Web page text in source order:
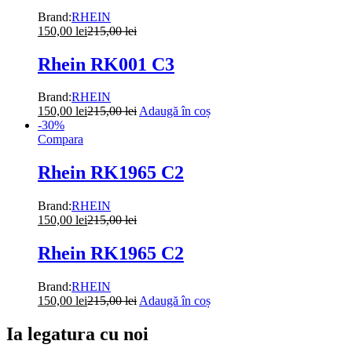
Brand:RHEIN
150,00 lei215,00lei
Rhein RK001 C3
Brand:RHEIN
150,00 lei215,00leiAdaugă în coș
-30%
Compara
Rhein RK1965 C2
Brand:RHEIN
150,00 lei215,00lei
Rhein RK1965 C2
Brand:RHEIN
150,00 lei215,00lei Adaugă în coș
Ia legatura cu noi